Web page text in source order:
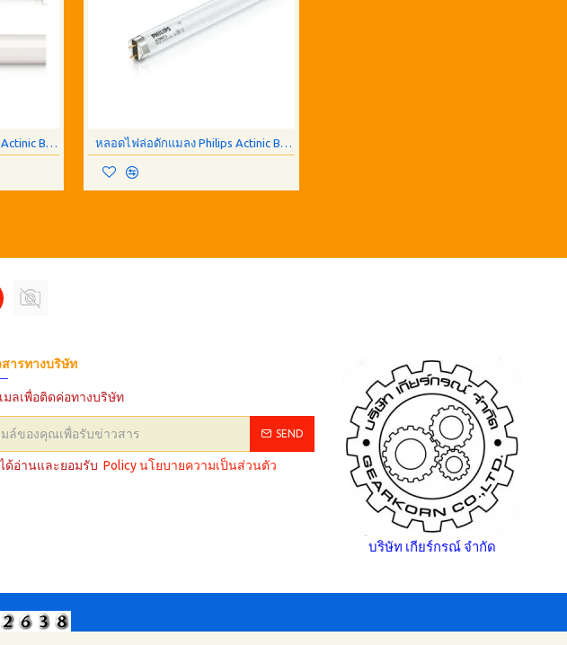
หลอดไฟล่อดักแมลง Philips Actinic BL TL-D 36W/10 Secura หลอดสั้น หลอดไฟล่อดักแมลง Philips Actinic BL TL-D 15W/10
ารทางบริษัท
มลเพื่อติดค่อทางบริษัท
SEND
ด้อ่านและยอมรับ Policy นโยบายความเป็นส่วนตัว
บริษัท เกียร์กรณ์ จำกัด